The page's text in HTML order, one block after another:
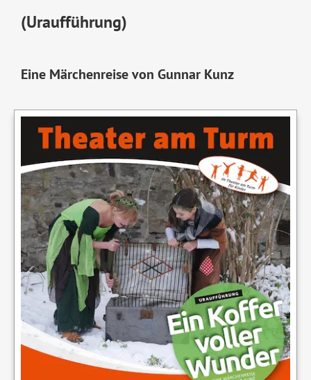
(Uraufführung)
Eine Märchenreise von Gunnar Kunz